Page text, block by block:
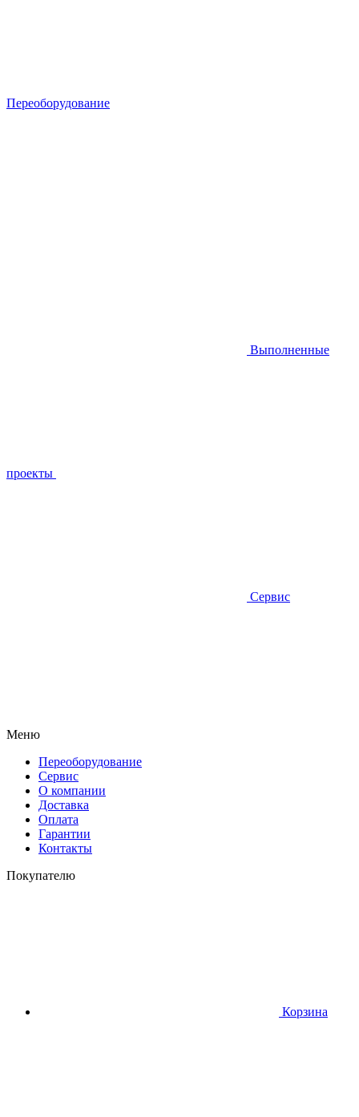
Переоборудование
Выполненные
проекты
Сервис
Меню
Переоборудование
Сервис
О компании
Доставка
Оплата
Гарантии
Контакты
Покупателю
Корзина